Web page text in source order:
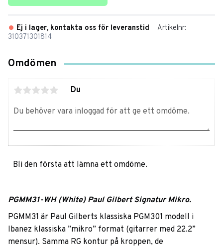
Ej i lager, kontakta oss för leveranstid
Artikelnr
310371301814
Omdömen
Du
Bli den första att lämna ett omdöme.
PGMM31-WH (White) Paul Gilbert Signatur Mikro.
PGMM31 är Paul Gilberts klassiska PGM301 modell i
Ibanez klassiska ”mikro” format (gitarrer med 22.2”
mensur). Samma RG kontur på kroppen, de